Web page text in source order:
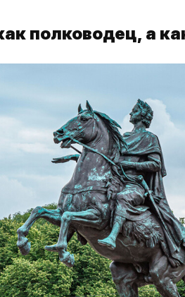
полководец, а